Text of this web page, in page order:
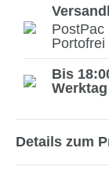
PostPac
Portofrei
Bis
Details zum